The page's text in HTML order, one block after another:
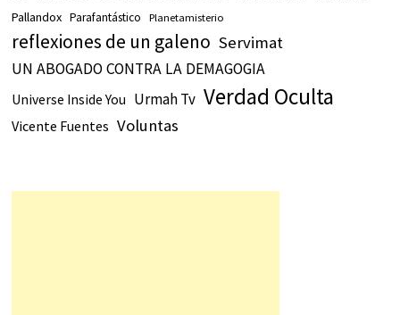
Pallandox Parafantástico Planetamisterio
reflexiones de un galeno Servimat
UN ABOGADO CONTRA LA DEMAGOGIA
Universe Inside You Urmah Tv Verdad Oculta
Vicente Fuentes Voluntas